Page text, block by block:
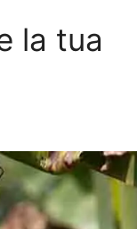
la tua